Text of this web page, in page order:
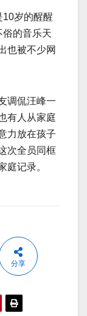
岁的醒醒
的音乐天
也被不少网
调侃汪峰一
有人从家庭
力放在孩子
次全员同框
庭记录。
分享